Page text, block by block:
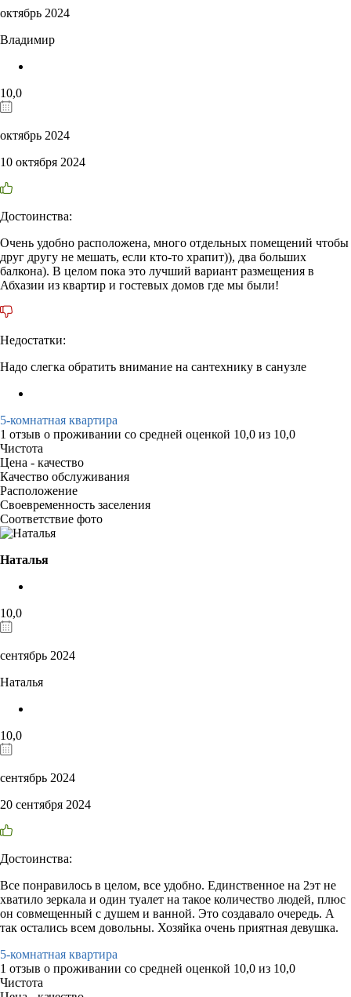
октябрь 2024
Владимир
10,0
октябрь 2024
10 октября 2024
Достоинства:
Очень удобно расположена, много отдельных помещений чтобы
друг другу не мешать, если кто-то храпит)), два больших
балкона). В целом пока это лучший вариант размещения в
Абхазии из квартир и гостевых домов где мы были!
Недостатки:
Надо слегка обратить внимание на сантехнику в санузле
5-комнатная квартира
1 отзыв о проживании со средней оценкой 10,0 из 10,0
Чистота
Цена - качество
Качество обслуживания
Расположение
Своевременность заселения
Соответствие фото
Наталья
10,0
сентябрь 2024
Наталья
10,0
сентябрь 2024
20 сентября 2024
Достоинства:
Все понравилось в целом, все удобно. Единственное на 2эт не
хватило зеркала и один туалет на такое количество людей, плюс
он совмещенный с душем и ванной. Это создавало очередь. А
так остались всем довольны. Хозяйка очень приятная девушка.
5-комнатная квартира
1 отзыв о проживании со средней оценкой 10,0 из 10,0
Чистота